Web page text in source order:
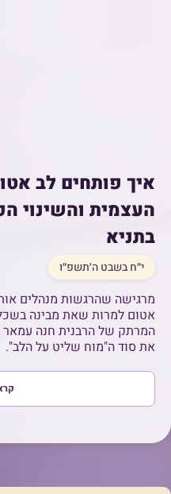
איך פותחים לב
העצמית והשינוי
בתניא
י״ח בשבט ה׳תשפ״ו
מרגישה שהרגשות מנהלים
אטום למרות שאת מבינה
המרתק של הרבנית חנה עמאר
את סוד ה"מוח שליט על הלב".